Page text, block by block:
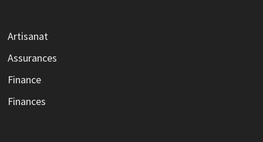
Artisanat
Assurances
Finance
Finances